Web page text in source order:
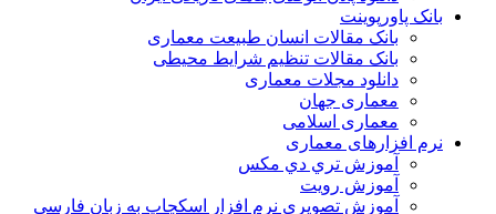
بانک پاورپوینت
بانک مقالات انسان طبیعت معماری
بانک مقالات تنظیم شرایط محیطی
دانلود مجلات معماری
معماری جهان
معماری اسلامی
نرم افزارهای معماری
آﻣﻮزش ﺗﺮي دي ﻣﮑﺲ
آموزش رویت
آموزش تصویری نرم افزار اسکچاپ به زبان فارسی